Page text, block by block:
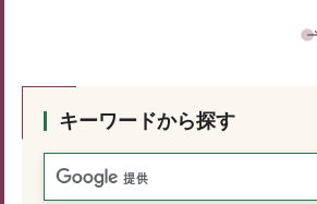
キーワードから探す